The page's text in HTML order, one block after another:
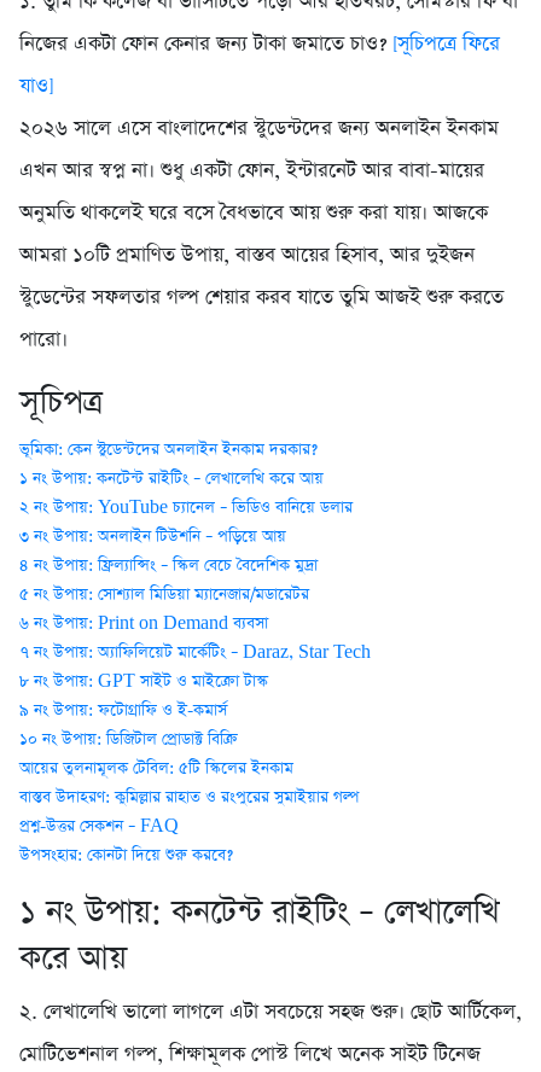
নিজের একটা ফোন কেনার জন্য টাকা জমাতে চাও? [সূচিপত্রে ফিরে
যাও]
২০২৬ সালে এসে বাংলাদেশের স্টুডেন্টদের জন্য অনলাইন ইনকাম
এখন আর স্বপ্ন না। শুধু একটা ফোন, ইন্টারনেট আর বাবা-মায়ের
অনুমতি থাকলেই ঘরে বসে বৈধভাবে আয় শুরু করা যায়। আজকে
আমরা ১০টি প্রমাণিত উপায়, বাস্তব আয়ের হিসাব, আর দুইজন
স্টুডেন্টের সফলতার গল্প শেয়ার করব যাতে তুমি আজই শুরু করতে
পারো।
সূচিপত্র
ভূমিকা: কেন স্টুডেন্টদের অনলাইন ইনকাম দরকার?
১ নং উপায়: কনটেন্ট রাইটিং – লেখালেখি করে আয়
২ নং উপায়: YouTube চ্যানেল – ভিডিও বানিয়ে ডলার
৩ নং উপায়: অনলাইন টিউশনি – পড়িয়ে আয়
৪ নং উপায়: ফ্রিল্যান্সিং – স্কিল বেচে বৈদেশিক মুদ্রা
৫ নং উপায়: সোশ্যাল মিডিয়া ম্যানেজার/মডারেটর
৬ নং উপায়: Print on Demand ব্যবসা
৭ নং উপায়: অ্যাফিলিয়েট মার্কেটিং – Daraz, Star Tech
৮ নং উপায়: GPT সাইট ও মাইক্রো টাস্ক
৯ নং উপায়: ফটোগ্রাফি ও ই-কমার্স
১০ নং উপায়: ডিজিটাল প্রোডাক্ট বিক্রি
আয়ের তুলনামূলক টেবিল: ৫টি স্কিলের ইনকাম
বাস্তব উদাহরণ: কুমিল্লার রাহাত ও রংপুরের সুমাইয়ার গল্প
প্রশ্ন-উত্তর সেকশন – FAQ
উপসংহার: কোনটা দিয়ে শুরু করবে?
১ নং উপায়: কনটেন্ট রাইটিং – লেখালেখি
করে আয়
২. লেখালেখি ভালো লাগলে এটা সবচেয়ে সহজ শুরু। ছোট আর্টিকেল,
মোটিভেশনাল গল্প, শিক্ষামূলক পোস্ট লিখে অনেক সাইট টিনেজ